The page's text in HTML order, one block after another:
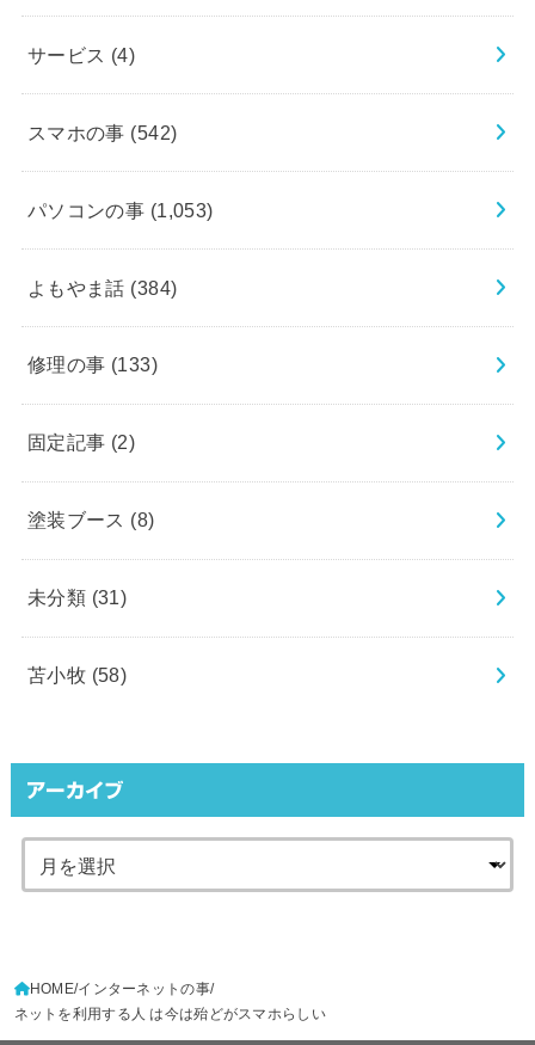
サービス (4)
スマホの事 (542)
パソコンの事 (1,053)
よもやま話 (384)
修理の事 (133)
固定記事 (2)
塗装ブース (8)
未分類 (31)
苫小牧 (58)
アーカイブ
HOME インターネットの事
ネットを利用する人 は今は殆どがスマホらしい